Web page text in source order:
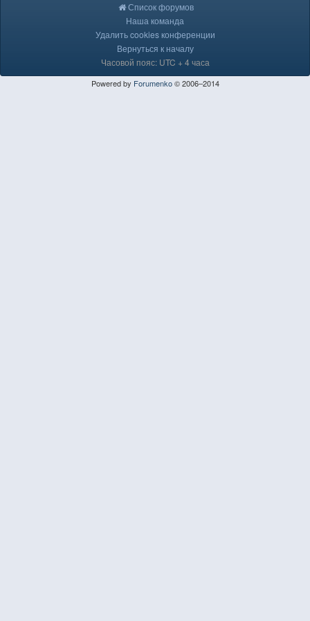
Список форумов
Наша команда
Удалить cookies конференции
Вернуться к началу
Часовой пояс: UTC + 4 часа
Powered by Forumenko© 2006–2014